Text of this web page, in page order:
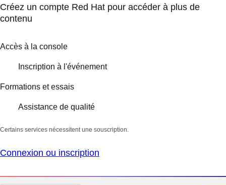
Créez un compte Red Hat pour accéder à plus de
contenu
Accès à la console
Inscription à l'événement
Formations et essais
Assistance de qualité
Certains services nécessitent une souscription.
Connexion ou inscription